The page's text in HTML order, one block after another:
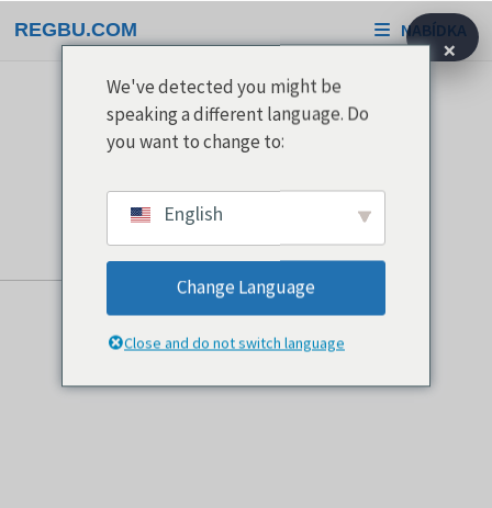
na
REGBU.COM NABÍDKA
×
We've detected you might be
speaking a different language. Do
you want to change to:
English
Change Language
Close and do not switch language